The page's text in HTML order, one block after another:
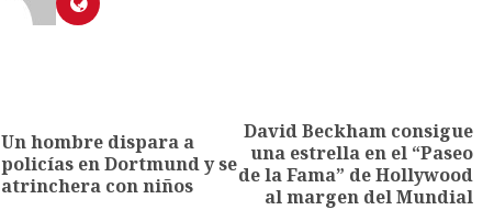
Un hombre dispara a
policías en Dortmund y se
atrinchera con niños
David Beckham consigue
una estrella en el “Paseo
de la Fama” de Hollywood
al margen del Mundial